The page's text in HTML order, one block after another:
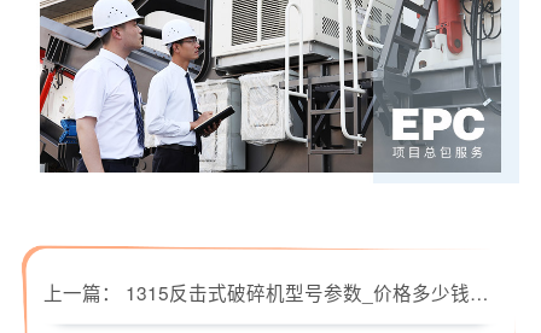
上一篇： 1315反击式破碎机型号参数_价格多少钱一台？